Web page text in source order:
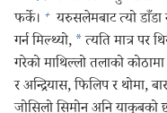
फर्के। + यरुसलेमबाट त्यो डाँडा
गर्न मिल्थ्यो, *त्यति मात्र पर
गरेको माथिल्लो तलाको
र अन्द्रियास, फिलिप र थोमा,